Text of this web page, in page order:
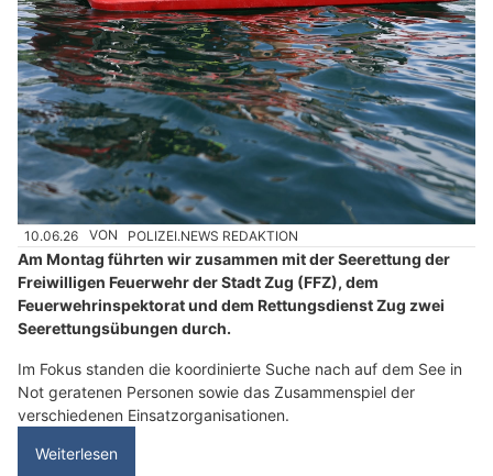
10.06.26 VON POLIZEI.NEWS REDAKTION
Am Montag führten wir zusammen mit der Seerettung der
Freiwilligen Feuerwehr der Stadt Zug (FFZ), dem
Feuerwehrinspektorat und dem Rettungsdienst Zug zwei
Seerettungsübungen durch.
Im Fokus standen die koordinierte Suche nach auf dem See in
Not geratenen Personen sowie das Zusammenspiel der
verschiedenen Einsatzorganisationen.
Weiterlesen